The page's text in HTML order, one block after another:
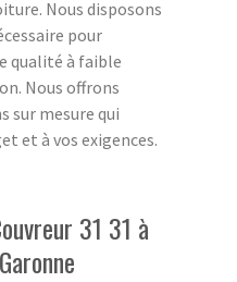
Nous disposons
pour
qualité à faible
Nous offrons
sur mesure qui
et à vos exigences.
31 31 à